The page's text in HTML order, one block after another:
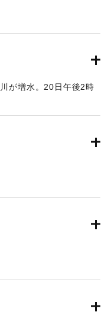
が増水。20日午後2時
かの2階建ての家へ避難
朝刊2面】